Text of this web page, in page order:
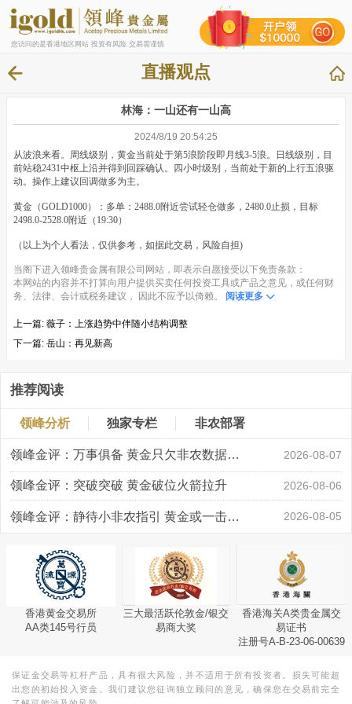
您访问的是香港地区网站 投资有风险 交易需谨慎
直播观点
林海：一山还有一山高
2024/8/19 20:54:25
从波浪来看。周线级别，黄金当前处于第5浪阶段即月线3-5浪。日线级别，目
前站稳2431中枢上沿并得到回踩确认。四小时级别，当前处于新的上行五浪驱
动。操作上建议回调做多为主。
黄金（GOLD1000）：多单：2488.0附近尝试轻仓做多，2480.0止损，目标
2498.0-2528.0附近（19:30）
（以上为个人看法，仅供参考，如据此交易，风险自担)
当阁下进入领峰贵金属有限公司网站，即表示自愿接受以下免责条款：
本网站的内容并不打算向用户提供买卖任何投资工具或产品之意见，或任何财
务、法律、会计或税务建议， 因此不应予以倚赖。
阅读更多
上一篇: 薇子：上涨趋势中伴随小结构调整
下一篇: 岳山：再见新高
推荐阅读
领峰分析 独家专栏 非农部署
领峰金评：万事俱备 黄金只欠非农数据“东风” 2026-08-07
领峰金评：突破突破 黄金破位火箭拉升 2026-08-06
领峰金评：静待小非农指引 黄金或一击破局 2026-08-05
香港黄金交易所
AA类145号行员
三大最活跃伦敦金/银交
易商大奖
香港海关A类贵金属交
易证书
注册号A-B-23-06-00639
保证金交易等杠杆产品，具有很大风险，并不适用于所有投资者。损失可能超
出您的初始投入资金。我们建议您征询独立顾问的意见，确保您在交易前完全